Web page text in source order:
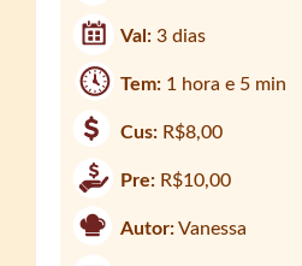
Val:3 dias
Tem: 1 hora e 5 min
Cus: R$8,00
Pre: R$10,00
Autor:Vanessa